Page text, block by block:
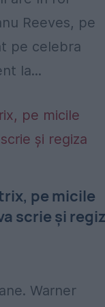
Reeves, pe
pe celebra
la...
pe micile
scrie şi
Warner